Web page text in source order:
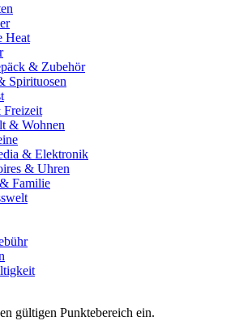
Heat
& Zubehör
Spirituosen
Freizeit
& Wohnen
& Elektronik
& Uhren
Familie
gültigen Punktebereich ein.